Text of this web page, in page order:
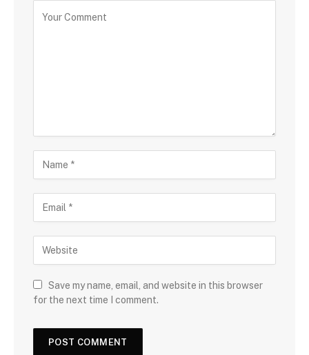
Save my name, email, and website in this browser
for the next time I comment.